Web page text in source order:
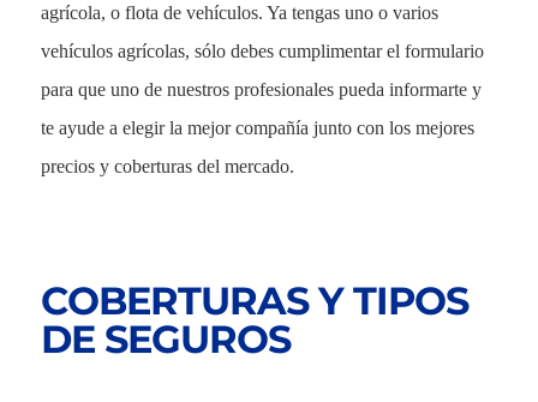
agrícola, o flota de vehículos. Ya tengas uno o varios
vehículos agrícolas, sólo debes cumplimentar el formulario
para que uno de nuestros profesionales pueda informarte y
te ayude a elegir la mejor compañía junto con los mejores
precios y coberturas del mercado.
COBERTURAS Y TIPOS
DE SEGUROS